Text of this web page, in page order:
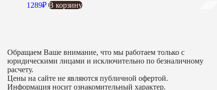
1289₽ В корзину
Обращаем Ваше внимание, что мы работаем только с
юридическими лицами и исключительно по безналичному
расчету.
Цены на сайте не являются публичной офертой.
Информация носит ознакомительный характер.